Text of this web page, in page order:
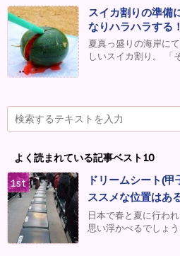
スイカ割りの準備
なりハラハラする！
夏真っ盛りの海岸に
しいスイカ割り。 「
よく読まれている記事ベスト10
ドリームシート(
ススメな位置はあ
日本で春と夏に行わ
思い浮かべるでしょ